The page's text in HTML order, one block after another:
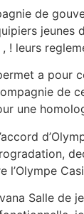
de
jeunes
! leurs
a pour
de
une
l’Olympe
Salle de